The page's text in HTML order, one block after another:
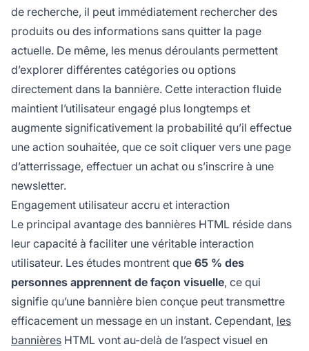
de recherche, il peut immédiatement rechercher des
produits ou des informations sans quitter la page
actuelle. De même, les menus déroulants permettent
d’explorer différentes catégories ou options
directement dans la bannière. Cette interaction fluide
maintient l’utilisateur engagé plus longtemps et
augmente significativement la probabilité qu’il effectue
une action souhaitée, que ce soit cliquer vers une page
d’atterrissage, effectuer un achat ou s’inscrire à une
newsletter.
Engagement utilisateur accru et interaction
Le principal avantage des bannières HTML réside dans
leur capacité à faciliter une véritable interaction
utilisateur. Les études montrent que 65 % des
personnes apprennent de façon visuelle, ce qui
signifie qu’une bannière bien conçue peut transmettre
efficacement un message en un instant. Cependant, les
bannières HTML vont au-delà de l’aspect visuel en